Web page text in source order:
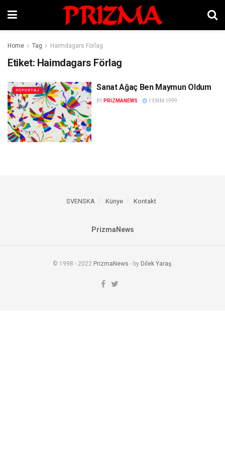
Home Tag Haimdagars Förlag
Etiket: Haimdagars Förlag
RÖPORTAJ Sanat Ağaç Ben Maymun Oldum
BY PRIZMANEWS 1 EKIM 1999
SVENSKA Künye Kontakt
PrizmaNews
© 1998 - 2022 PrizmaNews - by Dilek Yaraş.